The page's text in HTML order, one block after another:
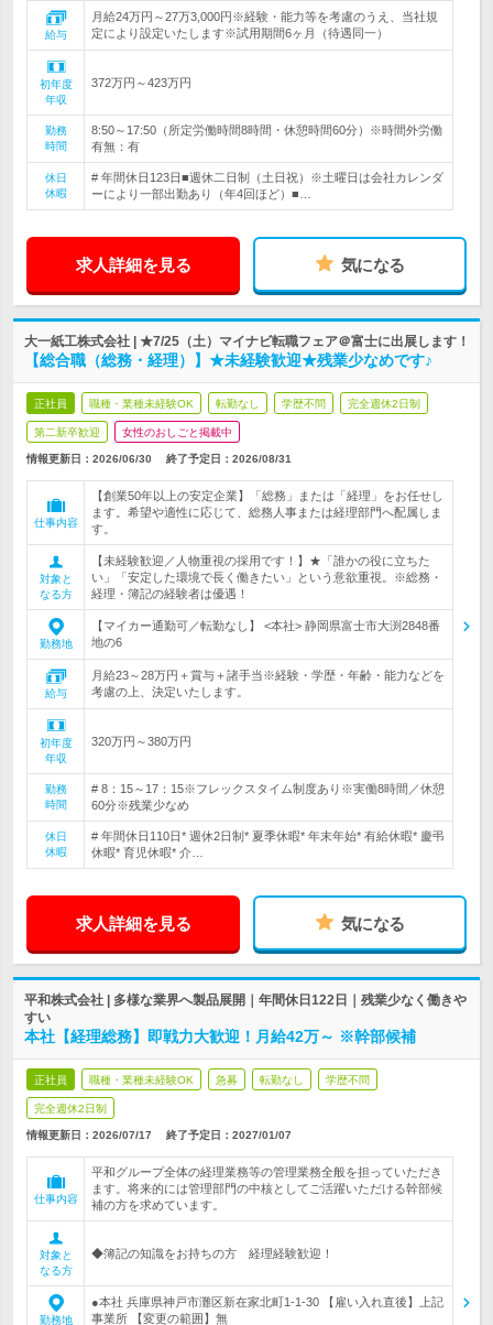
給与
月給24万円～27万3,000円※経験・能力等を考慮のうえ、当社規
定により設定いたします※試用期間6ヶ月（待遇同一）
初年度
年収
372万円～423万円
勤務
時間
8:50～17:50（所定労働時間8時間・休憩時間60分）※時間外労働
有無：有
休日
休暇
# 年間休日123日■週休二日制（土日祝）※土曜日は会社カレンダ
ーにより一部出勤あり（年4回ほど）■…
求人詳細を見る 気になる
大一紙工株式会社 | ★7/25（土）マイナビ転職フェア＠富士に出展します！
【総合職（総務・経理）】★未経験歓迎★残業少なめです♪
正社員 職種・業種未経験OK 転勤なし 学歴不問 完全週休2日制
第二新卒歓迎 女性のおしごと掲載中
情報更新日：2026/06/30 終了予定日： 2026/08/31
仕事内容
【創業50年以上の安定企業】「総務」または「経理」をお任せし
ます。希望や適性に応じて、総務人事または経理部門へ配属しま
す。
対象と
なる方
【未経験歓迎／人物重視の採用です！】★「誰かの役に立ちた
い」「安定した環境で長く働きたい」という意欲重視。※総務・
経理・簿記の経験者は優遇！
勤務地
【マイカー通勤可／転勤なし】 <本社> 静岡県富士市大渕2848番
地の6
給与
月給23～28万円＋賞与＋諸手当※経験・学歴・年齢・能力などを
考慮の上、決定いたします。
初年度
年収
320万円～380万円
勤務
時間
# 8：15～17：15※フレックスタイム制度あり※実働8時間／休憩
60分※残業少なめ
休日
休暇
# 年間休日110日* 週休2日制* 夏季休暇* 年末年始* 有給休暇* 慶弔
休暇* 育児休暇* 介…
求人詳細を見る 気になる
平和株式会社 | 多様な業界へ製品展開｜年間休日122日｜残業少なく働きや
すい
本社【経理総務】即戦力大歓迎！月給42万～ ※幹部候補
正社員 職種・業種未経験OK 急募 転勤なし 学歴不問
完全週休2日制
情報更新日：2026/07/17 終了予定日： 2027/01/07
仕事内容
平和グループ全体の経理業務等の管理業務全般を担っていただき
ます。将来的には管理部門の中核としてご活躍いただける幹部候
補の方を求めています。
対象と
なる方
◆簿記の知識をお持ちの方 経理経験歓迎！
勤務地
●本社 兵庫県神戸市灘区新在家北町1-1-30 【雇い入れ直後】上記
事業所 【変更の範囲】無